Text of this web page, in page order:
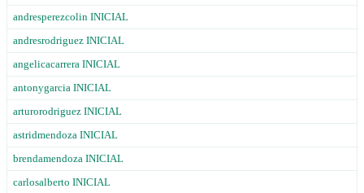
andresperezcolin INICIAL
andresrodriguez INICIAL
angelicacarrera INICIAL
antonygarcia INICIAL
arturorodriguez INICIAL
astridmendoza INICIAL
brendamendoza INICIAL
carlosalberto INICIAL